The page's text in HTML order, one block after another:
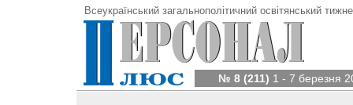
Всеукраїнський загальнополітичний освітянський
№ 8 (211) 1 - 7 березня